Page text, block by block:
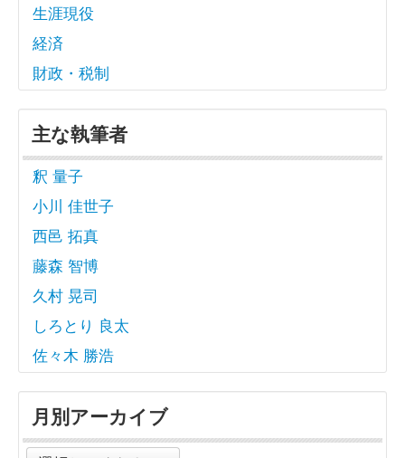
生涯現役
経済
財政・税制
主な執筆者
釈 量子
小川 佳世子
西邑 拓真
藤森 智博
久村 晃司
しろとり 良太
佐々木 勝浩
月別アーカイブ